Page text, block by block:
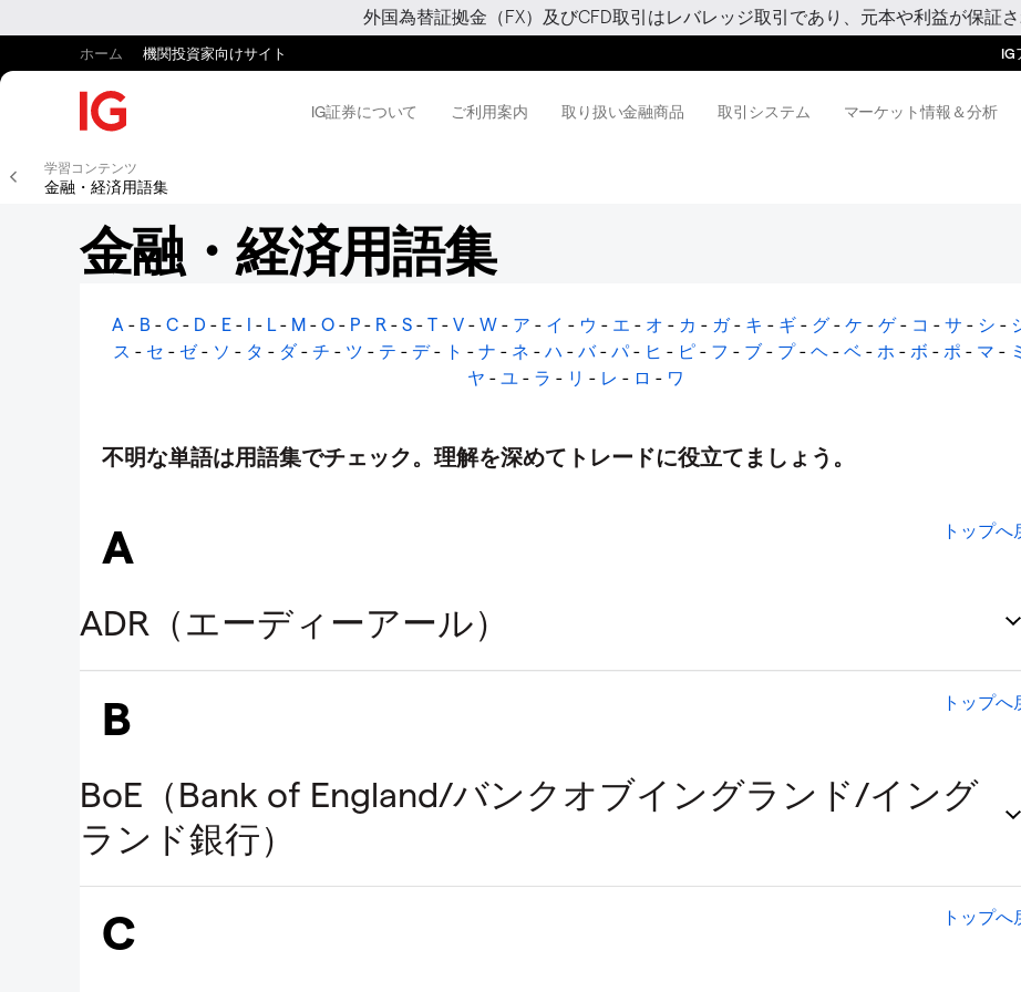
外国為替証拠金（FX）及びCFD取引はレバレッジ取引であり、元本や利益が保証
ホーム 機関投資家向けサイト IG
IG証券について ご利用案内 取り扱い金融商品 取引システム マーケット情報＆分析
学習コンテンツ
金融・経済用語集
金融・経済用語集
A - B - C- D - E- I - L- M- O- P- R- S- T- V- W- ア - イ - ウ - エ - オ - カ - ガ- キ - ギ- グ- ケ - ゲ- コ - サ - シ -
ス - セ - ゼ- ソ - タ - ダ- チ - ツ - テ - デ- ト - ナ - ネ - ハ - バ- パ- ヒ - ピ- フ - ブ- プ- ヘ- ベ- ホ - ボ - ポ - マ - ミ
ヤ - ユ- ラ - リ - レ - ロ - ワ
不明な単語は用語集でチェック。理解を深めてトレードに役立てましょう。
A トップへ
B トップへ
C トップへ